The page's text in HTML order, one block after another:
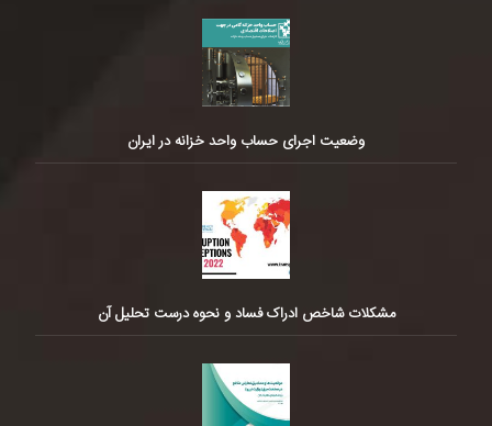
وضعیت اجرای حساب واحد خزانه در ایران
مشکلات شاخص ادراک فساد و نحوه درست تحلیل آن